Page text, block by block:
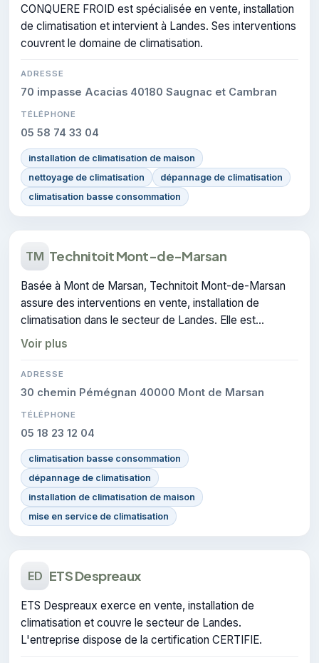
CONQUERE FROID est spécialisée en vente, installation
de climatisation et intervient à Landes. Ses interventions
couvrent le domaine de climatisation.
ADRESSE
70 impasse Acacias 40180 Saugnac et Cambran
TÉLÉPHONE
05 58 74 33 04
installation de climatisation de maison
nettoyage de climatisation
dépannage de climatisation
climatisation basse consommation
TM Technitoit Mont-de-Marsan
Basée à Mont de Marsan, Technitoit Mont-de-Marsan
assure des interventions en vente, installation de
climatisation dans le secteur de Landes. Elle est
certifiée CERTIFIE, gage de conformité sur les
interventions réalisées.
Voir plus
ADRESSE
30 chemin Pémégnan 40000 Mont de Marsan
TÉLÉPHONE
05 18 23 12 04
climatisation basse consommation
dépannage de climatisation
installation de climatisation de maison
mise en service de climatisation
ED ETS Despreaux
ETS Despreaux exerce en vente, installation de
climatisation et couvre le secteur de Landes.
L'entreprise dispose de la certification CERTIFIE.